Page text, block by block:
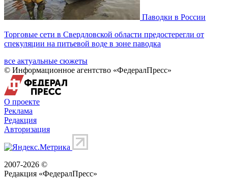
Паводки в России
Торговые сети в Свердловской области предостерегли от
спекуляции на питьевой воде в зоне паводка
все актуальные сюжеты
© Информационное агентство «ФедералПресс»
О проекте
Реклама
Редакция
Авторизация
2007-2026 ©
Редакция «ФедералПресс»